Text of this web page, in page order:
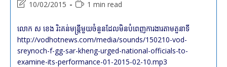
The
Is
“en
Marche”
!
Post
modified:
10/02/2015
Reading1 min read
លោក ស ខេង រិះគន់​មន្ត្រី​មួយចំនួន​ដែល​មិន​បំពេញ​ការងារ​តាម​តួនាទី​​
http://vodhotnews.com/media/sounds/150210-vod-
sreynoch-f-gg-sar-kheng-urged-national-officials-to-
examine-its-performance-01-2015-02-10.mp3